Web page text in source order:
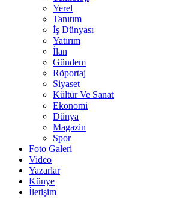
Yerel
Tanıtım
İş Dünyası
Yatırım
İlan
Gündem
Röportaj
Siyaset
Kültür Ve Sanat
Ekonomi
Dünya
Magazin
Spor
Foto Galeri
Video
Yazarlar
Künye
İletişim